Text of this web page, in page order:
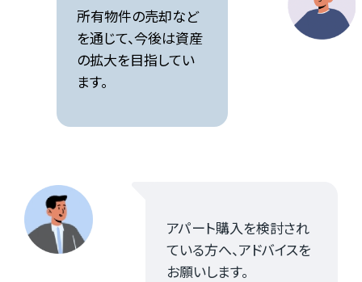
所有物件の売却など
を通じて、今後は資産
の拡大を目指してい
ます。
アパート購入を検討され
ている方へ、アドバイスを
お願いします。